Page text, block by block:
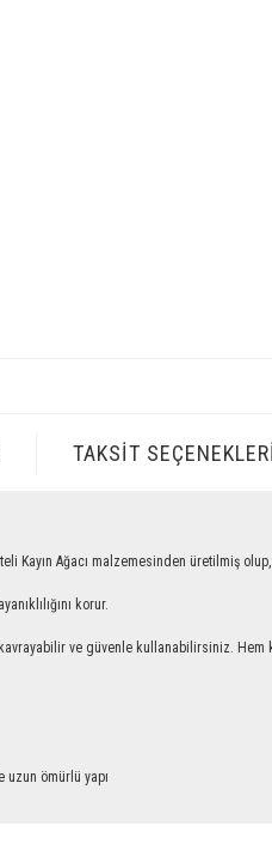
TAKSIT SEÇENEKLERI
Ağacı malzemesinden üretilmiş olup,
korur.
ve güvenle kullanabilirsiniz.
ömürlü yapı